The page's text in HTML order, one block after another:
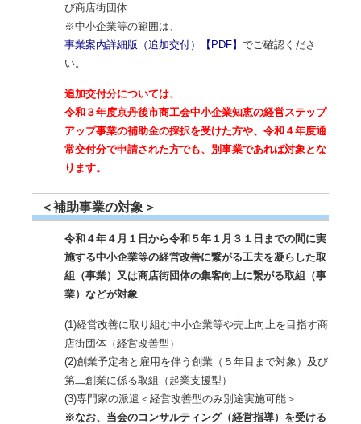
び商店街団体
※中小企業等の範囲は、
事業案内詳細版（追加交付）【PDF】 でご確認くださ
い。
追加交付分については、
令和３年度京丹後市商工会中小企業知恵の経営ステップ
アップ事業の補助金の採択を受けた方や、令和４年度通
常交付分で申請された方でも、別事業であれば対象とな
ります。
＜補助事業の対象＞
令和４年４月１日から令和５年１月３１日までの間に実
施する中小企業等の経営改善に繋がる工夫を凝らした取
組（事業）又は商店街団体の集客向上に繋がる取組（事
業）などが対象
(1)経営改善に取り組む中小企業等や売上向上を目指す商
店街団体（経営改善型）
(2)創業予定者と雇用を伴う創業（５年目まで対象）及び
第二創業に係る取組（起業支援型）
(3)専門家の派遣＜経営改善型のみ別途実施可能＞
※なお、当会のコンサルティング（経営指導）を受ける